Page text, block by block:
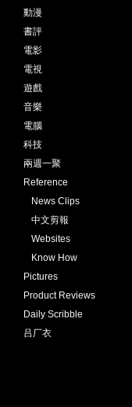
動漫
書評
電影
電視
遊戲
音樂
電腦
科技
兩週一聚
Reference
News Clips
中文剪報
Websites
Know How
Pictures
Product Reviews
Daily Scribble
吕厂衣